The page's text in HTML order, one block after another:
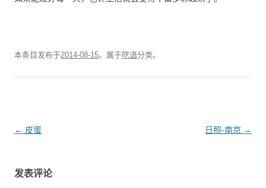
本条目发布于2014-08-15。属于呓语分类。
文
航
← 皮蛋 日照-南京 →
发表评论